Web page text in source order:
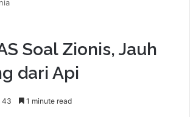
Soal Zionis, Jauh
dari Api
43 1 minute read